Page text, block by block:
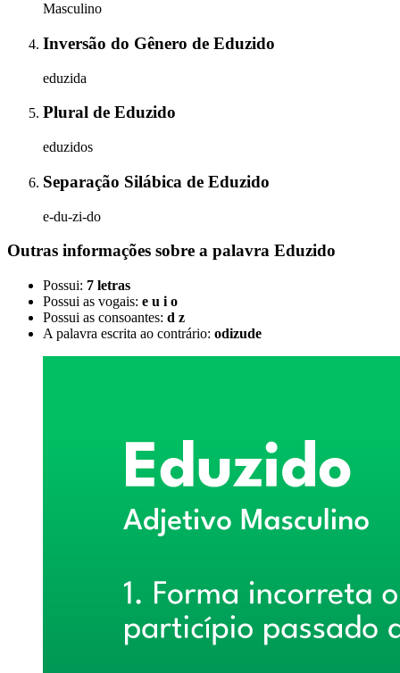
Masculino
Inversão do Gênero de Eduzido
eduzida
Plural de Eduzido
eduzidos
Separação Silábica de Eduzido
e-du-zi-do
Outras informações sobre a palavra Eduzido
Possui: 7 letras
Possui as vogais: e u i o
Possui as consoantes: d z
A palavra escrita ao contrário: odizude